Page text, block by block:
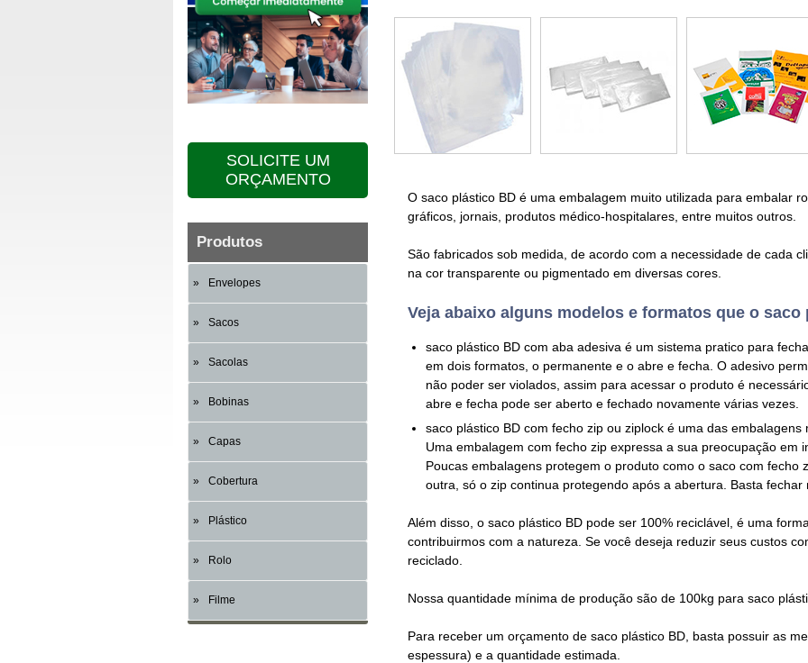
O saco plástico BD é uma embalagem muito utilizada para embalar
gráficos, jornais, produtos médico-hospitalares, entre muitos outros.
São fabricados sob medida, de acordo com a necessidade de cada
na cor transparente ou pigmentado em diversas cores.
Veja abaixo alguns modelos e formatos que o
saco plástico BD com aba adesiva é um sistema pratico para
em dois formatos, o permanente e o abre e fecha. O adesivo
não poder ser violados, assim para acessar o produto é
abre e fecha pode ser aberto e fechado novamente várias vezes.
saco plástico BD com fecho zip ou ziplock é uma das embalagens
Uma embalagem com fecho zip expressa a sua preocupação em
Poucas embalagens protegem o produto como o saco com fecho
outra, só o zip continua protegendo após a abertura. Basta fechar
Além disso, o saco plástico BD pode ser 100% reciclável, é uma
contribuirmos com a natureza. Se você deseja reduzir seus custos
reciclado.
Nossa quantidade mínima de produção são de 100kg para saco
Para receber um orçamento de saco plástico BD , basta possuir as
espessura) e a quantidade estimada.
SOLICITE UM
ORÇAMENTO
Produtos
Envelopes
Sacos
Sacolas
Bobinas
Capas
Cobertura
Plástico
Rolo
Filme